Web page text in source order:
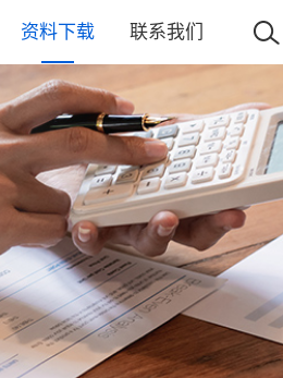
资料下载 联系我们